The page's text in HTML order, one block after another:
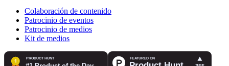
Colaboración de contenido
Patrocinio de eventos
Patrocinio de medios
Kit de medios